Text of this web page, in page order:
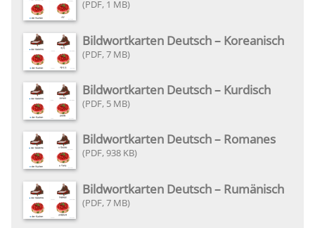
1 MB
Bildwortkarten Deutsch – Koreanisch
7 MB
Bildwortkarten Deutsch – Kurdisch
5 MB
Bildwortkarten Deutsch – Romanes
938 KB
Bildwortkarten Deutsch – Rumänisch
7 MB